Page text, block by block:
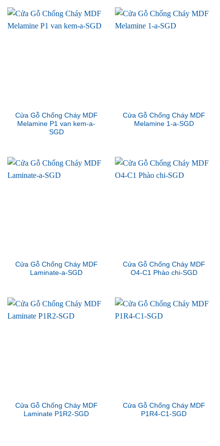
Cửa Gỗ Chống Cháy MDF
Melamine P1 van kem-a-
SGD
Cửa Gỗ Chống Cháy MDF
Melamine 1-a-SGD
Cửa Gỗ Chống Cháy MDF
Laminate-a-SGD
Cửa Gỗ Chống Cháy MDF
O4-C1 Phào chi-SGD
Cửa Gỗ Chống Cháy MDF
Laminate P1R2-SGD
Cửa Gỗ Chống Cháy MDF
P1R4-C1-SGD